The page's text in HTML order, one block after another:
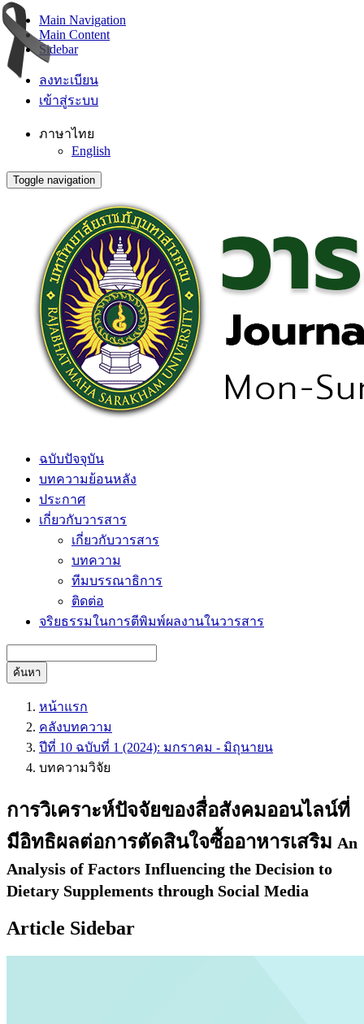
Main Navigation
Main Content
Sidebar
ลงทะเบียน
เข้าสู่ระบบ
ภาษาไทย
English
Toggle navigation
ฉบับปัจจุบัน
บทความย้อนหลัง
ประกาศ
เกี่ยวกับวารสาร
เกี่ยวกับวารสาร
บทความ
ทีมบรรณาธิการ
ติดต่อ
จริยธรรมในการตีพิมพ์ผลงานในวารสาร
ค้นหา
หน้าแรก
คลังบทความ
ปีที่ 10 ฉบับที่ 1 (2024): มกราคม - มิถุนายน
บทความวิจัย
การวิเคราะห์ปัจจัยของสื่อสังคมออนไลน์ที่
มีอิทธิผลต่อการตัดสินใจซื้ออาหารเสริม An
Analysis of Factors Influencing the Decision to
Dietary Supplements through Social Media
Article Sidebar